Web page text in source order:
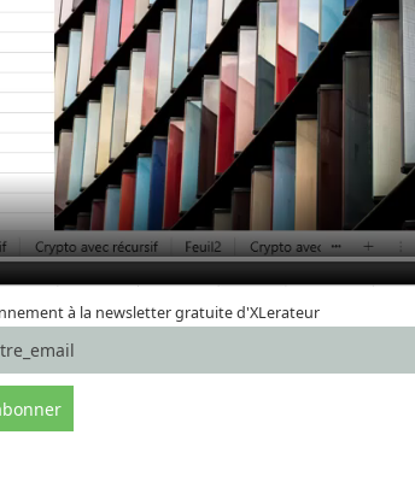
à la newsletter gratuite d'XLerateur